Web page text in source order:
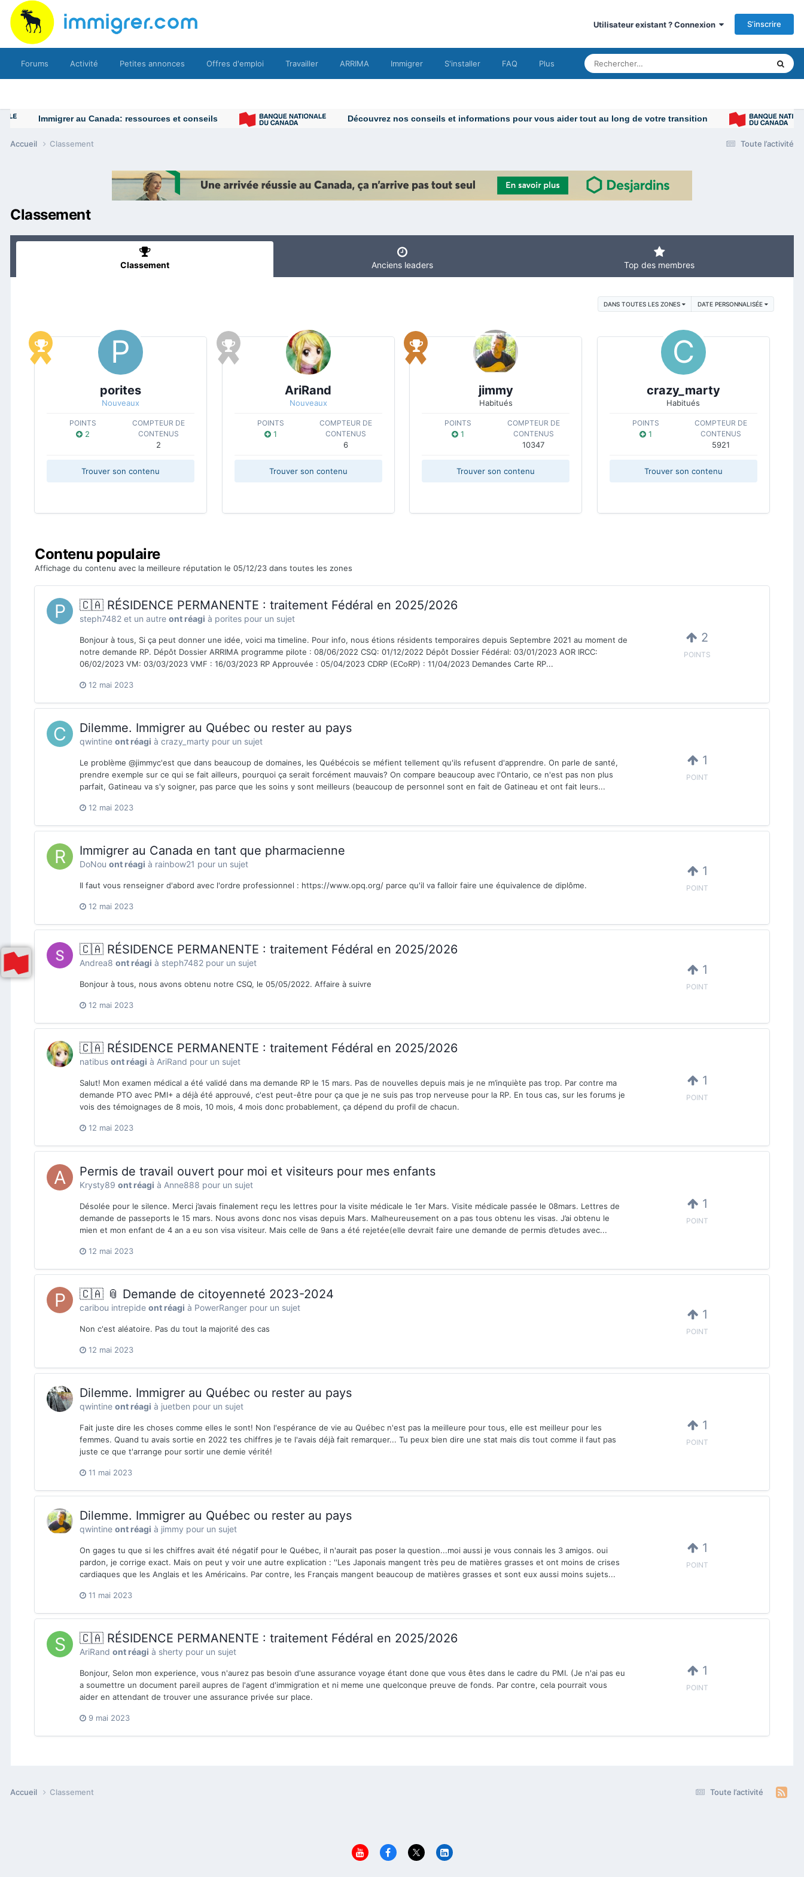
Utilisateur existant ? Connexion S’inscrire
Forums Activité Petites annonces Offres d'emploi Travailler ARRIMA Immigrer S'installer FAQ Plus
Toute l’activité
Accueil Classement
Classement
Classement Anciens leaders Top des membres
DANS TOUTES LES ZONES DATE PERSONNALISÉE
porites
Nouveaux
POINTS
2
COMPTEUR DE
CONTENUS
2
Trouver son contenu
AriRand
Nouveaux
POINTS
1
COMPTEUR DE
CONTENUS
6
Trouver son contenu
jimmy
Habitués
POINTS
1
COMPTEUR DE
CONTENUS
10347
Trouver son contenu
crazy_marty
Habitués
POINTS
1
COMPTEUR DE
CONTENUS
5921
Trouver son contenu
Contenu populaire
Affichage du contenu avec la meilleure réputation le 05/12/23 dans toutes les zones
🇨🇦 RÉSIDENCE PERMANENTE : traitement Fédéral en 2025/2026
steph7482 et un autre ont réagi à porites pour un sujet
Bonjour à tous, Si ça peut donner une idée, voici ma timeline. Pour info, nous étions résidents temporaires depuis Septembre 2021 au moment de
notre demande RP. Dépôt Dossier ARRIMA programme pilote : 08/06/2022 CSQ: 01/12/2022 Dépôt Dossier Fédéral: 03/01/2023 AOR IRCC:
06/02/2023 VM: 03/03/2023 VMF : 16/03/2023 RP Approuvée : 05/04/2023 CDRP (ECoRP) : 11/04/2023 Demandes Carte RP...
12 mai 2023
2
POINTS
Dilemme. Immigrer au Québec ou rester au pays
qwintine ont réagi à crazy_marty pour un sujet
Le problème @jimmyc'est que dans beaucoup de domaines, les Québécois se méfient tellement qu'ils refusent d'apprendre. On parle de santé,
prendre exemple sur ce qui se fait ailleurs, pourquoi ça serait forcément mauvais? On compare beaucoup avec l'Ontario, ce n'est pas non plus
parfait, Gatineau va s'y soigner, pas parce que les soins y sont meilleurs (beaucoup de personnel sont en fait de Gatineau et ont fait leurs...
12 mai 2023
1
POINT
Immigrer au Canada en tant que pharmacienne
DoNou ont réagi à rainbow21 pour un sujet
Il faut vous renseigner d'abord avec l'ordre professionnel : https://www.opq.org/ parce qu'il va falloir faire une équivalence de diplôme.
12 mai 2023
1
POINT
🇨🇦 RÉSIDENCE PERMANENTE : traitement Fédéral en 2025/2026
Andrea8 ont réagi à steph7482 pour un sujet
Bonjour à tous, nous avons obtenu notre CSQ, le 05/05/2022. Affaire à suivre
12 mai 2023
1
POINT
🇨🇦 RÉSIDENCE PERMANENTE : traitement Fédéral en 2025/2026
natibus ont réagi à AriRand pour un sujet
Salut! Mon examen médical a été validé dans ma demande RP le 15 mars. Pas de nouvelles depuis mais je ne m’inquiète pas trop. Par contre ma
demande PTO avec PMI+ a déjà été approuvé, c'est peut-être pour ça que je ne suis pas trop nerveuse pour la RP. En tous cas, sur les forums je
vois des témoignages de 8 mois, 10 mois, 4 mois donc probablement, ça dépend du profil de chacun.
12 mai 2023
1
POINT
Permis de travail ouvert pour moi et visiteurs pour mes enfants
Krysty89 ont réagi à Anne888 pour un sujet
Désolée pour le silence. Merci j’avais finalement reçu les lettres pour la visite médicale le 1er Mars. Visite médicale passée le 08mars. Lettres de
demande de passeports le 15 mars. Nous avons donc nos visas depuis Mars. Malheureusement on a pas tous obtenu les visas. J’ai obtenu le
mien et mon enfant de 4 an a eu son visa visiteur. Mais celle de 9ans a été rejetée(elle devrait faire une demande de permis d’etudes avec...
12 mai 2023
1
POINT
🇨🇦 📎 Demande de citoyenneté 2023-2024
caribou intrepide ont réagi à PowerRanger pour un sujet
Non c'est aléatoire. Pas du tout la majorité des cas
12 mai 2023
1
POINT
Dilemme. Immigrer au Québec ou rester au pays
qwintine ont réagi à juetben pour un sujet
Fait juste dire les choses comme elles le sont! Non l'espérance de vie au Québec n'est pas la meilleure pour tous, elle est meilleur pour les
femmes. Quand tu avais sortie en 2022 tes chiffres je te l'avais déjà fait remarquer... Tu peux bien dire une stat mais dis tout comme il faut pas
juste ce que t'arrange pour sortir une demie vérité!
11 mai 2023
1
POINT
Dilemme. Immigrer au Québec ou rester au pays
qwintine ont réagi à jimmy pour un sujet
On gages tu que si les chiffres avait été négatif pour le Québec, il n'aurait pas poser la question...moi aussi je vous connais les 3 amigos. oui
pardon, je corrige exact. Mais on peut y voir une autre explication : ''Les Japonais mangent très peu de matières grasses et ont moins de crises
cardiaques que les Anglais et les Américains. Par contre, les Français mangent beaucoup de matières grasses et sont eux aussi moins sujets...
11 mai 2023
1
POINT
🇨🇦 RÉSIDENCE PERMANENTE : traitement Fédéral en 2025/2026
AriRand ont réagi à sherty pour un sujet
Bonjour, Selon mon experience, vous n'aurez pas besoin d'une assurance voyage étant done que vous êtes dans le cadre du PMI. (Je n'ai pas eu
a soumettre un document pareil aupres de l'agent d'immigration et ni meme une quelconque preuve de fonds. Par contre, cela pourrait vous
aider en attendant de trouver une assurance privée sur place.
9 mai 2023
1
POINT
Toute l’activité
Accueil Classement